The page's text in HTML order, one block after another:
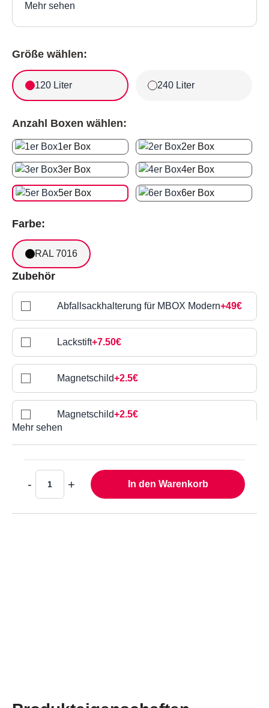
Mehr sehen
120-5 Mülltonnenbox MBOX
Größe wählen:
120 Liter 240 Liter
Anzahl Boxen wählen:
1er Box 2er Box
3er Box 4er Box
5er Box 6er Box
Farbe:
RAL 7016
Zubehör
Abfallsackhalterung für MBOX Modern+49€
Lackstift+7.50€
Magnetschild+2.5€
Magnetschild+2.5€
Magnetschild+2.5€
Mehr sehen
- + In den Warenkorb